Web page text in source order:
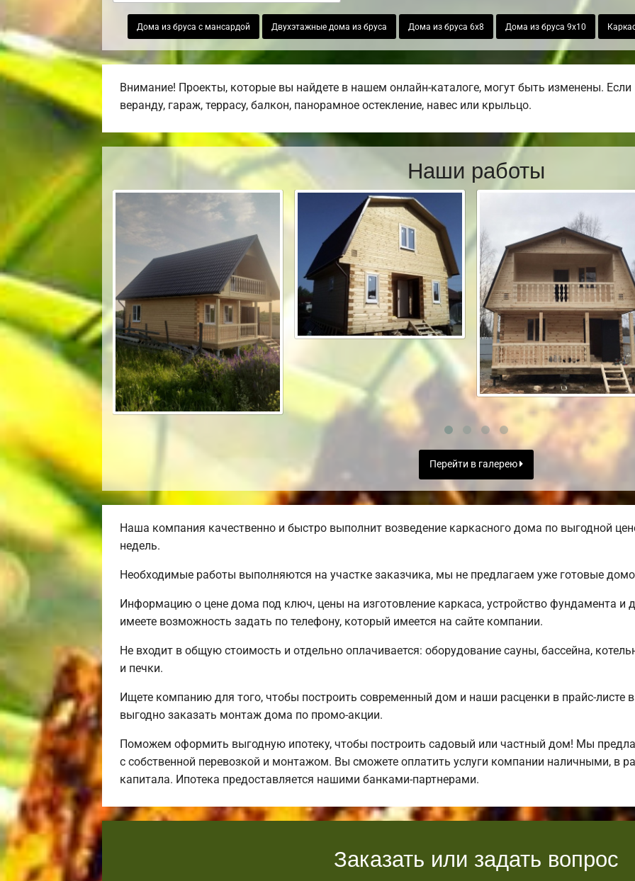
Дома из бруса с мансардой Двухэтажные дома из бруса Дома из бруса 6х8 Дома из бруса 9х10
Внимание! Проекты, которые вы найдете в нашем онлайн-каталоге, могут быть изменены.
веранду, гараж, террасу, балкон, панорамное остекление, навес или крыльцо.
Наши работы
Перейти в галерею
Наша компания качественно и быстро выполнит возведение каркасного дома по выгодной
недель.
Необходимые работы выполняются на участке заказчика, мы не предлагаем уже готовые
Информацию о цене дома под ключ, цены на изготовление каркаса, устройство фундамента и
имеете возможность задать по телефону, который имеется на сайте компании.
Не входит в общую стоимость и отдельно оплачивается: оборудование сауны, бассейна,
и печки.
Ищете компанию для того, чтобы построить современный дом и наши расценки в прайс-листе
выгодно заказать монтаж дома по промо-акции.
Поможем оформить выгодную ипотеку, чтобы построить садовый или частный дом! Мы
с собственной перевозкой и монтажом. Вы сможете оплатить услуги компании наличными, в
капитала. Ипотека предоставляется нашими банками-партнерами.
Заказать или задать вопрос